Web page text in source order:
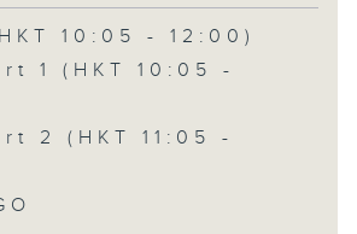
10:05 - 12:00)
1 (HKT 10:05 -
2 (HKT 11:05 -